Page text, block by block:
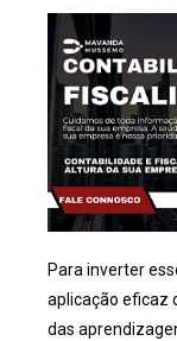
Para inverter
aplicação eficaz
das